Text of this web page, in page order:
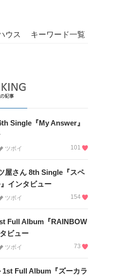
ウス キーワード一覧
Single『My Answer』
ツボイ 101
屋さん 8th Single『スペ
インタビュー
ツボイ 154
Full Album『RAINBOW
ビュー
ツボイ 73
1st Full Album『ズーカラ